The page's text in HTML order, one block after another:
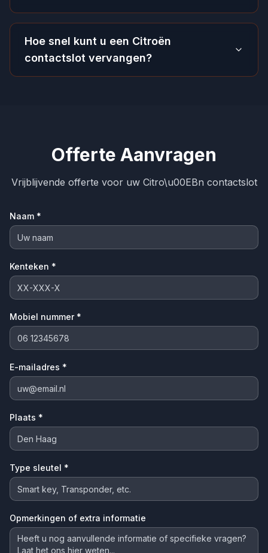
Hoe snel kunt u een Citroën
contactslot vervangen?
Offerte Aanvragen
Vrijblijvende offerte voor uw Citro\u00EBn contactslot
Naam *
Kenteken *
Mobiel nummer *
E-mailadres *
Plaats *
Type sleutel *
Opmerkingen of extra informatie